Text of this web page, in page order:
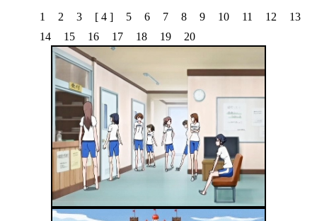
1 2 3 [ 4 ] 5 6 7 8 9 10 11 12
13
14
15 16 17 18 19 20